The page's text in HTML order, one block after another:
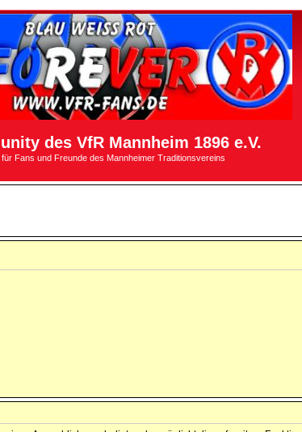
des VfR Mannheim 1896 e.V.
für Fans und Freunde des Mannheimer Traditionsvereins